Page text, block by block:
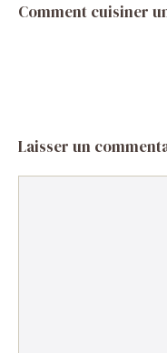
Comment cuisiner
Laisser un